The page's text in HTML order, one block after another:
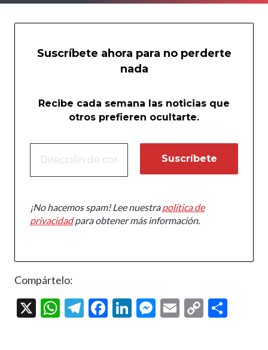
Suscríbete ahora para no perderte
nada
Recibe cada semana las noticias que
otros prefieren ocultarte.
¡No hacemos spam! Lee nuestrapolítica de
privacidadpara obtener más información.
Compártelo:
X
W T
F
Li M E
C